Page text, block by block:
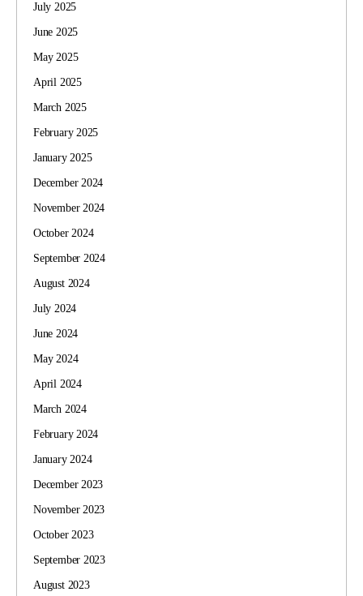
July 2025
June 2025
May 2025
April 2025
March 2025
February 2025
January 2025
December 2024
November 2024
October 2024
September 2024
August 2024
July 2024
June 2024
May 2024
April 2024
March 2024
February 2024
January 2024
December 2023
November 2023
October 2023
September 2023
August 2023